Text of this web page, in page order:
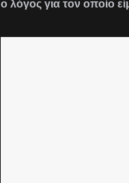
ο λόγος για τον οποίο